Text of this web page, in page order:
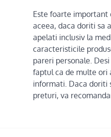
Este foarte important
aceea, daca doriti sa
apelati inclusiv la
caracteristicile
pareri personale.
faptul ca de multe ori
informati. Daca doriti
preturi, va